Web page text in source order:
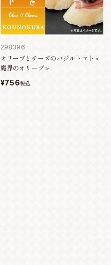
298396
オリーブとチーズのバジルトマト＜
魔界のオリーブ＞
¥756税込